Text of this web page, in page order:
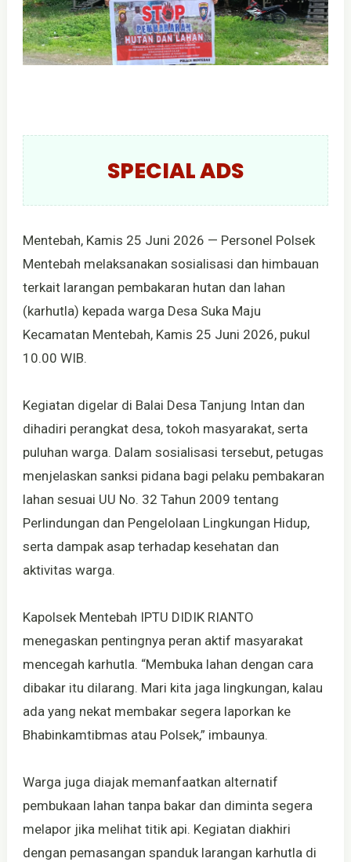
SPECIAL ADS
Mentebah, Kamis 25 Juni 2026 — Personel Polsek
Mentebah melaksanakan sosialisasi dan himbauan
terkait larangan pembakaran hutan dan lahan
(karhutla) kepada warga Desa Suka Maju
Kecamatan Mentebah, Kamis 25 Juni 2026, pukul
10.00 WIB.
Kegiatan digelar di Balai Desa Tanjung Intan dan
dihadiri perangkat desa, tokoh masyarakat, serta
puluhan warga. Dalam sosialisasi tersebut, petugas
menjelaskan sanksi pidana bagi pelaku pembakaran
lahan sesuai UU No. 32 Tahun 2009 tentang
Perlindungan dan Pengelolaan Lingkungan Hidup,
serta dampak asap terhadap kesehatan dan
aktivitas warga.
Kapolsek Mentebah IPTU DIDIK RIANTO
menegaskan pentingnya peran aktif masyarakat
mencegah karhutla. “Membuka lahan dengan cara
dibakar itu dilarang. Mari kita jaga lingkungan, kalau
ada yang nekat membakar segera laporkan ke
Bhabinkamtibmas atau Polsek,” imbaunya.
Warga juga diajak memanfaatkan alternatif
pembukaan lahan tanpa bakar dan diminta segera
melapor jika melihat titik api. Kegiatan diakhiri
dengan pemasangan spanduk larangan karhutla di